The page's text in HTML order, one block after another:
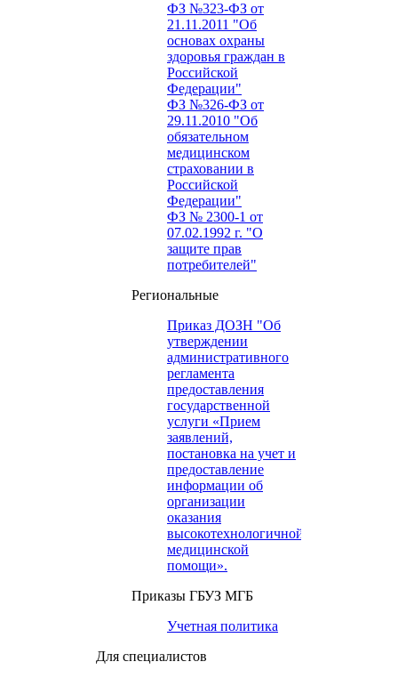
ФЗ №323-ФЗ от
21.11.2011 "Об
основах охраны
здоровья граждан в
Российской
Федерации"
ФЗ №326-ФЗ от
29.11.2010 "Об
обязательном
медицинском
страховании в
Российской
Федерации"
ФЗ № 2300-1 от
07.02.1992 г. "О
защите прав
потребителей"
Региональные
Приказ ДОЗН "Об
утверждении
административного
регламента
предоставления
государственной
услуги «Прием
заявлений,
постановка на учет и
предоставление
информации об
организации
оказания
высокотехнологичной
медицинской
помощи».
Приказы ГБУЗ МГБ
Учетная политика
Для специалистов